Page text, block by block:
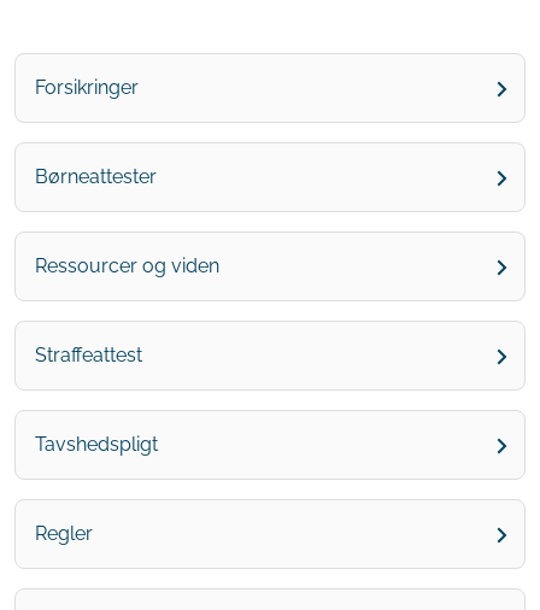
Forsikringer
Børneattester
Ressourcer og viden
Straffeattest
Tavshedspligt
Regler